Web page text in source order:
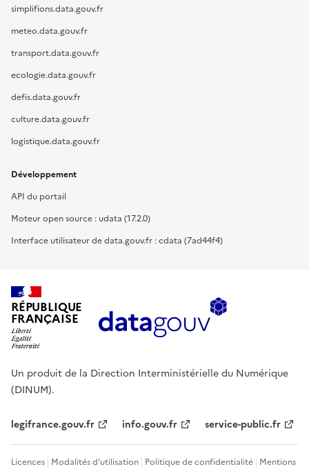
simplifions.data.gouv.fr
meteo.data.gouv.fr
transport.data.gouv.fr
ecologie.data.gouv.fr
defis.data.gouv.fr
culture.data.gouv.fr
logistique.data.gouv.fr
Développement
API du portail
Moteur open source : udata (17.2.0)
Interface utilisateur de data.gouv.fr : cdata (7ad44f4)
RÉPUBLIQUE
FRANÇAISE
Un produit de la Direction Interministérielle du Numérique
(DINUM).
legifrance.gouv.fr info.gouv.fr service-public.fr
Licences Modalités d'utilisation Politique de confidentialité Mentions